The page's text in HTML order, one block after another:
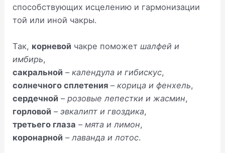
способствующих исцелению и гармонизации
той или иной чакры.
Так, корневой чакре поможетшалфей и
имбирь,
сакральной –календула и гибискус,
солнечного сплетения –корица и фенхель,
сердечной –розовые лепестки и жасмин,
горловой –эвкалипт и гвоздика,
третьего глаза –мята и лимон,
коронарной –лаванда и лотос.